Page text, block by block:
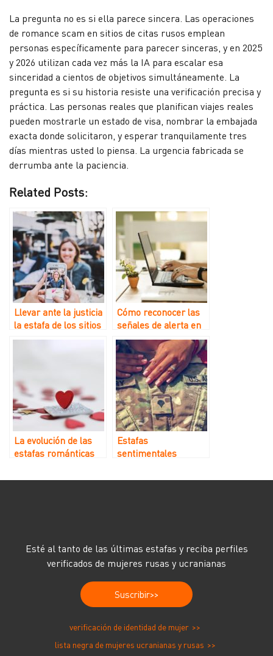
La pregunta no es si ella parece sincera. Las operaciones
de romance scam en sitios de citas rusos emplean
personas específicamente para parecer sinceras, y en 2025
y 2026 utilizan cada vez más la IA para escalar esa
sinceridad a cientos de objetivos simultáneamente. La
pregunta es si su historia resiste una verificación precisa y
práctica. Las personas reales que planifican viajes reales
pueden mostrarle un estado de visa, nombrar la embajada
exacta donde solicitaron, y esperar tranquilamente tres
días mientras usted lo piensa. La urgencia fabricada se
derrumba ante la paciencia.
Related Posts:
Llevar ante la justicia
la estafa de los sitios
de citas ucranianos
Cómo reconocer las
señales de alerta en
los romances online:
una guía para
establecer
conexiones seguras
La evolución de las
estafas románticas
Estafas
sentimentales
relacionadas con la
Esté al tanto de las últimas estafas y reciba perfiles
verificados de mujeres rusas y ucranianas
Suscribir
verificación de identidad de mujer
lista negra de mujeres ucranianas y rusas